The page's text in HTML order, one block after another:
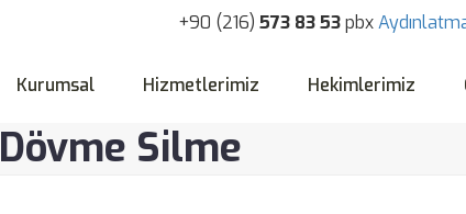
+90 (216) 573 83 53pbx
Kurumsal Hizmetlerimiz Hekimlerimiz
Dövme Silme